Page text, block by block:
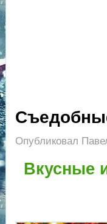
Опубликовал
Вкусные